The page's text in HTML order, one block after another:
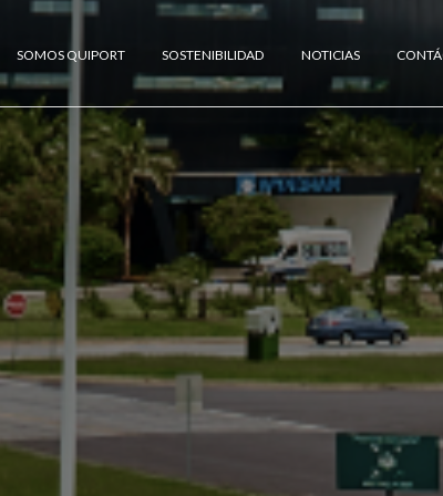
SOMOS QUIPORT SOSTENIBILIDAD NOTICIAS